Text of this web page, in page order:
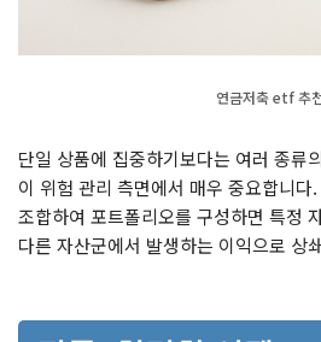
연금저축 etf 추
단일 상품에 집중하기보다는 여러 종류
이 위험 관리 측면에서 매우 중요합니
조합하여 포트폴리오를 구성하면 특정
다른 자산군에서 발생하는 이익으로 상